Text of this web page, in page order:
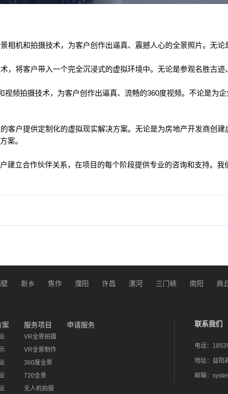
相机和拍摄技术，为客户创作出逼真、震撼人心的全景照片。无
，将客户带入一个完全沉浸式的虚拟环境中。无论是参观名胜古
视频拍摄技术，为客户创作出逼真、流畅的360度视频。不论是为
客户提供定制化的虚拟现实解决方案。无论是为房地产开发商创
案。
建立合作伙伴关系，在项目的每个阶段提供专业的咨询和支持。
新乡 焦作 濮阳 许昌 漯河 三门峡 南阳 商
案 服务项目
VR全景拍摄
VR全景制作
360度全景
720全景
无人机拍摄
申请服务 联系我们
电话：
地址： 益阳
邮箱：